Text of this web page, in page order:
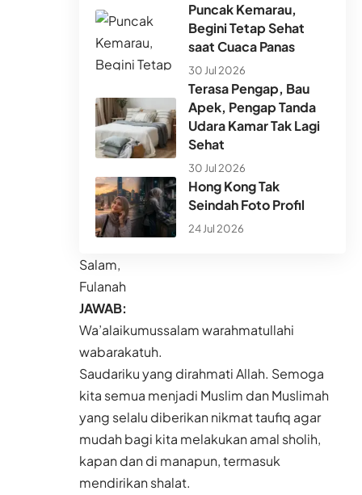
Puncak Kemarau,
Begini Tetap Sehat
saat Cuaca Panas
30 Jul 2026
Terasa Pengap, Bau
Apek, Pengap Tanda
Udara Kamar Tak Lagi
Sehat
30 Jul 2026
Hong Kong Tak
Seindah Foto Profil
24 Jul 2026
Salam,
Fulanah
JAWAB:
Wa’alaikumussalam warahmatullahi
wabarakatuh.
Saudariku yang dirahmati Allah. Semoga
kita semua menjadi Muslim dan Muslimah
yang selalu diberikan nikmat taufiq agar
mudah bagi kita melakukan amal sholih,
kapan dan di manapun, termasuk
mendirikan shalat.